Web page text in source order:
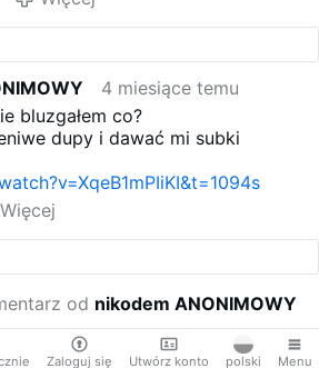
Zaloguj się Utwórz konto polski Menu
4 miesiące temu
bluzgałem co?
dupy i dawać mi subki
Więcej
od nikodem ANONIMOWY